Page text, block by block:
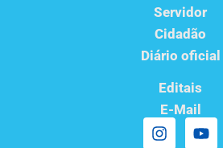
Servidor
Cidadão
Diário oficial
Editais
E-Mail